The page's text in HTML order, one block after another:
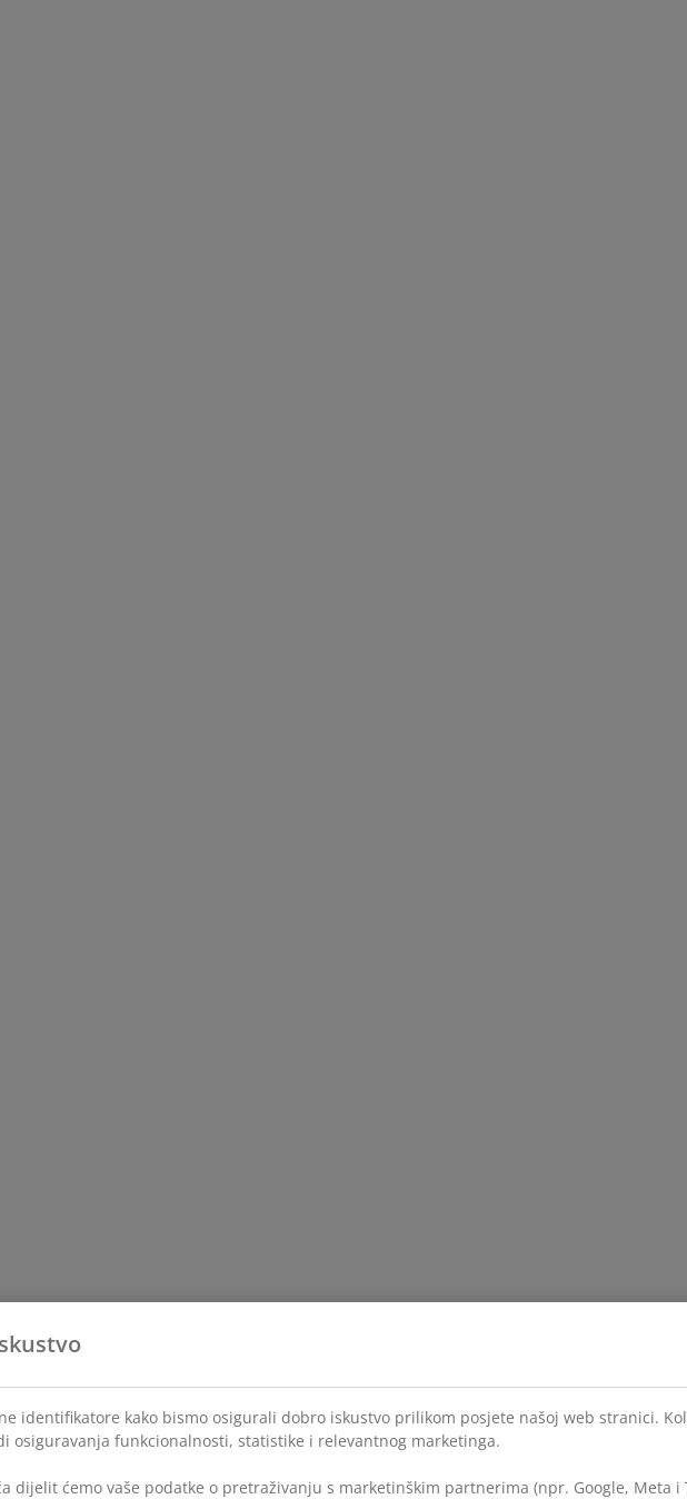
identifikatore kako bismo osigurali dobro iskustvo prilikom posjete našoj web stranici.
osiguravanja funkcionalnosti, statistike i relevantnog marketinga.
dijelit ćemo vaše podatke o pretraživanju s marketinškim partnerima (npr. Google, Meta i